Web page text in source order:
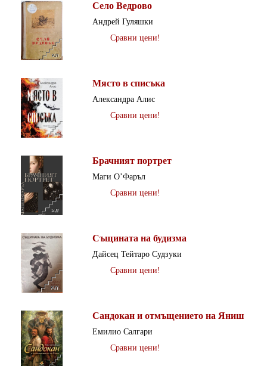
Село Ведрово
Андрей Гуляшки
Сравни цени!
Място в списъка
Александра Алис
Сравни цени!
Брачният портрет
Маги О’Фаръл
Сравни цени!
Същината на будизма
Дайсец Тейтаро Судзуки
Сравни цени!
Сандокан и отмъщението на Яниш
Емилио Салгари
Сравни цени!